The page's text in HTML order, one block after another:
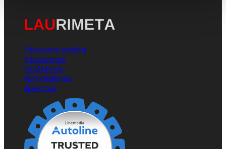
Sužinokite išsamiau, kaip apdorojami jūsų asmeniniai
duomenys ir nustatykite savo pageidavimus
pašalinti savo sutikimą iš Slapukų deklaracijos.
Naudojame slapukus, kad galėtume suasmeninti turinį
bei skelbimus, teikti visuomeninės medijos funkcijas ir
analizuoti srautą. Be to, svetainės naudojimo informaciją
bendriname su visuomeninės medijos, reklamavimo ir
analizės partneriais, kurie gali ją pridėti prie kitos jūsų
pateiktos arba naudojant paslaugas surinktos
Privatumo politika
Pristatymas
Grąžinimas
Apmokėjimas
Apie mus